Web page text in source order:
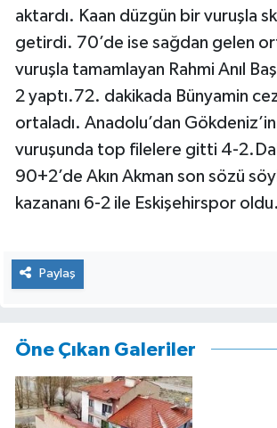
aktardı. Kaan düzgün bir vuruşla
getirdi. 70’de ise sağdan gelen
vuruşla tamamlayan Rahmi Anıl
2 yaptı.72. dakikada Bünyamin
ortaladı. Anadolu’dan
vuruşunda top filelere gitti 4-
90+2’de Akın Akman son sözü
kazananı 6-2 ile Eskişehirspor oldu.
Paylaş
Öne Çıkan Galeriler